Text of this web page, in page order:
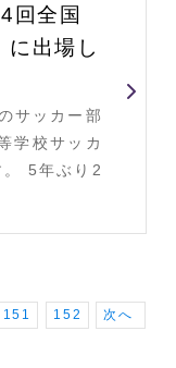
回全国
に出場し
サッカー部
学校サッカ
。 5年ぶり2
151 152
次へ